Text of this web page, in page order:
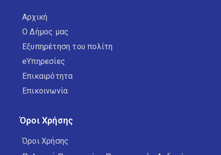
Αρχική
Ο Δήμος μας
Εξυπηρέτηση του πολίτη
eΥπηρεσίες
Επικαιρότητα
Επικοινωνία
Όροι Χρήσης
Όροι Χρήσης